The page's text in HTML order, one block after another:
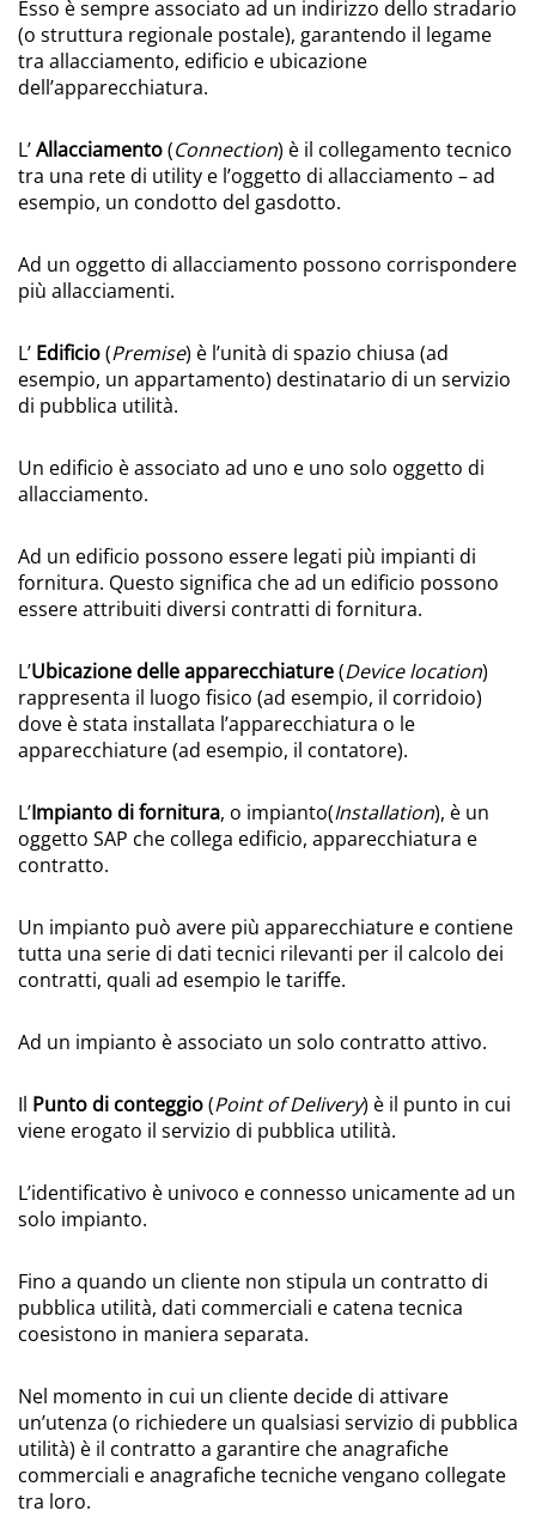
Esso è sempre associato ad un indirizzo dello stradario
(o struttura regionale postale), garantendo il legame
tra allacciamento, edificio e ubicazione
dell’apparecchiatura.
L’Allacciamento(Connection) è il collegamento tecnico
tra una rete di utility e l’oggetto di allacciamento – ad
esempio, un condotto del gasdotto.
Ad un oggetto di allacciamento possono corrispondere
più allacciamenti.
L’ Edificio(Premise) è l’unità di spazio chiusa (ad
esempio, un appartamento) destinatario di un servizio
di pubblica utilità.
Un edificio è associato ad uno e uno solo oggetto di
allacciamento.
Ad un edificio possono essere legati più impianti di
fornitura. Questo significa che ad un edificio possono
essere attribuiti diversi contratti di fornitura.
L’Ubicazione delle apparecchiature(Device location)
rappresenta il luogo fisico (ad esempio, il corridoio)
dove è stata installata l’apparecchiatura o le
apparecchiature (ad esempio, il contatore).
L’Impianto di fornitura, o impianto(Installation), è un
oggetto SAP che collega edificio, apparecchiatura e
contratto.
Un impianto può avere più apparecchiature e contiene
tutta una serie di dati tecnici rilevanti per il calcolo dei
contratti, quali ad esempio le tariffe.
Ad un impianto è associato un solo contratto attivo.
Il Punto di conteggio(Point of Delivery) è il punto in cui
viene erogato il servizio di pubblica utilità.
L’identificativo è univoco e connesso unicamente ad un
solo impianto.
Fino a quando un cliente non stipula un contratto di
pubblica utilità, dati commerciali e catena tecnica
coesistono in maniera separata.
Nel momento in cui un cliente decide di attivare
un’utenza (o richiedere un qualsiasi servizio di pubblica
utilità) è il contratto a garantire che anagrafiche
commerciali e anagrafiche tecniche vengano collegate
tra loro.